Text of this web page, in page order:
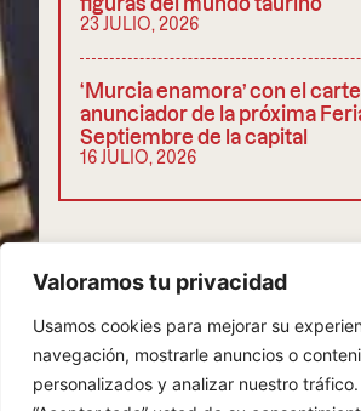
Valoramos tu privacidad
Usamos cookies para mejorar su
navegación, mostrarle anuncios o
personalizados y analizar nuestro
COMPARTIR
23 JULIO, 2026
‘Murcia enamora’ con el cartel
anunciador de la próxima
Septiembre de la capital
16 JULIO, 2026